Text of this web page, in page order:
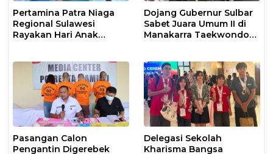
Pertamina Patra Niaga
Regional Sulawesi
Rayakan Hari Anak
Tumbuh Generasi
Penjaga Pesisir
Dojang Gubernur Sulbar
Sabet Juara Umum II di
Manakarra Taekwondo
Pasangan Calon
Pengantin Digerebek
Delegasi Sekolah
Kharisma Bangsa